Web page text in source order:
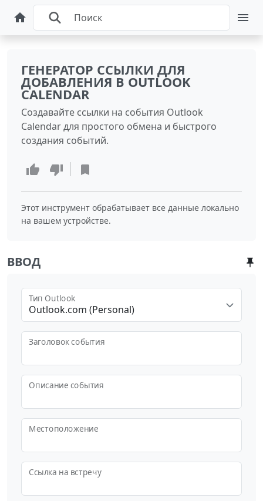
ГЕНЕРАТОР ССЫЛКИ ДЛЯ
ДОБАВЛЕНИЯ В OUTLOOK
CALENDAR
Создавайте ссылки на события Outlook
Calendar для простого обмена и быстрого
создания событий.
Этот инструмент обрабатывает все данные локально
на вашем устройстве.
ВВОД
Outlook.com (Personal)
Тип Outlook
Заголовок события
Описание события
Местоположение
Ссылка на встречу